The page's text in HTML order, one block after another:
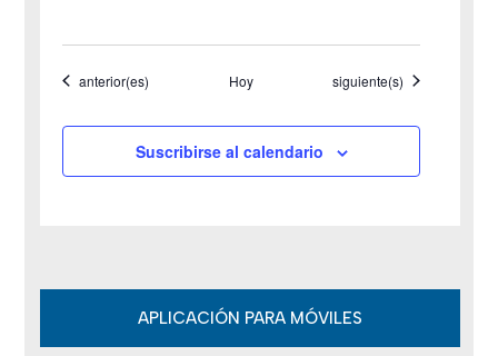
e
v
e
o
Eventos
anterior(es) Hoy Eventos
siguiente(s)
Suscribirse al calendario
APLICACIÓN PARA MÓVILES